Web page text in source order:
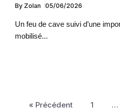
By Zolan 05/06/2026
Un feu de cave suivi d’une
mobilisé...
« Précédent 1 …